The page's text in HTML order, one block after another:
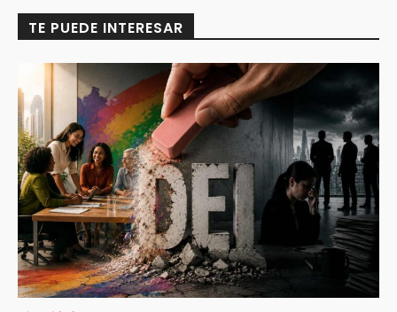
TE PUEDE INTERESAR